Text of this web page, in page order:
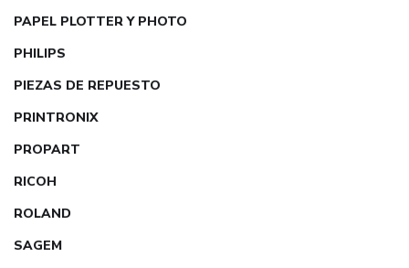
PAPEL PLOTTER Y PHOTO
PHILIPS
PIEZAS DE REPUESTO
PRINTRONIX
PROPART
RICOH
ROLAND
SAGEM